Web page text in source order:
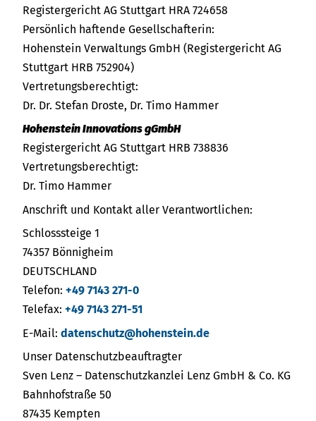
Registergericht AG Stuttgart HRA 724658
Persönlich haftende Gesellschafterin:
Hohenstein Verwaltungs GmbH (Registergericht AG
Stuttgart HRB 752904)
Vertretungsberechtigt:
Dr. Dr. Stefan Droste, Dr. Timo Hammer
Hohenstein Innovations gGmbH
Registergericht AG Stuttgart HRB 738836
Vertretungsberechtigt:
Dr. Timo Hammer
Anschrift und Kontakt aller Verantwortlichen:
Schlosssteige 1
74357 Bönnigheim
DEUTSCHLAND
Telefon: +49 7143 271-0
Telefax: +49 7143 271-51
E-Mail: datenschutz@hohenstein.de
Unser Datenschutzbeauftragter
Sven Lenz – Datenschutzkanzlei Lenz GmbH & Co. KG
Bahnhofstraße 50
87435 Kempten